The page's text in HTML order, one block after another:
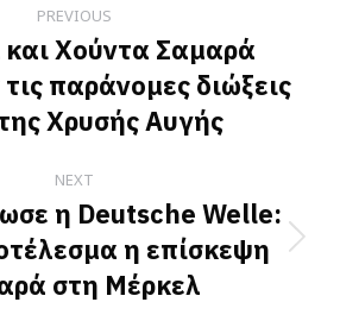
PREVIOUS
Previous
post:
Χούντα Σαμαρά
παράνομες διώξεις
Χρυσής Αυγής
NEXT
Next
post:
η Deutsche Welle:
η επίσκεψη
στη Μέρκελ